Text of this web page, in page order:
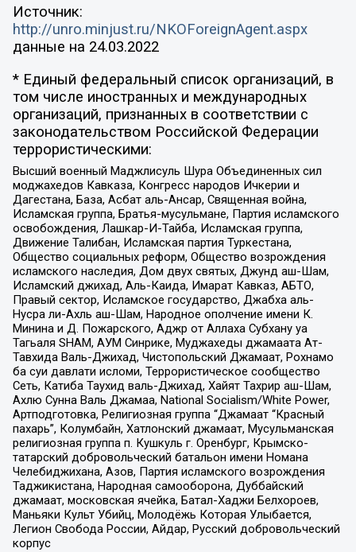
Источник:
http://unro.minjust.ru/NKOForeignAgent.aspx
данные на 24.03.2022
* Единый федеральный список организаций, в
том числе иностранных и международных
организаций, признанных в соответствии с
законодательством Российской Федерации
террористическими:
Высший военный Маджлисуль Шура Объединенных сил
моджахедов Кавказа, Конгресс народов Ичкерии и
Дагестана, База, Асбат аль-Ансар, Священная война,
Исламская группа, Братья-мусульмане, Партия исламского
освобождения, Лашкар-И-Тайба, Исламская группа,
Движение Талибан, Исламская партия Туркестана,
Общество социальных реформ, Общество возрождения
исламского наследия, Дом двух святых, Джунд аш-Шам,
Исламский джихад, Аль-Каида, Имарат Кавказ, АБТО,
Правый сектор, Исламское государство, Джабха аль-
Нусра ли-Ахль аш-Шам, Народное ополчение имени К.
Минина и Д. Пожарского, Аджр от Аллаха Субхану уа
Тагьаля SHAM, АУМ Синрике, Муджахеды джамаата Ат-
Тавхида Валь-Джихад, Чистопольский Джамаат, Рохнамо
ба суи давлати исломи, Террористическое сообщество
Сеть, Катиба Таухид валь-Джихад, Хайят Тахрир аш-Шам,
Ахлю Сунна Валь Джамаа, National Socialism/White Power,
Артподготовка, Религиозная группа “Джамаат “Красный
пахарь”, Колумбайн, Хатлонский джамаат, Мусульманская
религиозная группа п. Кушкуль г. Оренбург, Крымско-
татарский добровольческий батальон имени Номана
Челебиджихана, Азов, Партия исламского возрождения
Таджикистана, Народная самооборона, Дуббайский
джамаат, московская ячейка, Батал-Хаджи Белхороев,
Маньяки Культ Убийц, Молодёжь Которая Улыбается,
Легион Свобода России, Айдар, Русский добровольческий
корпус